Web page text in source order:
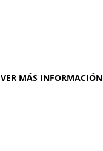
VER MÁS INFORMACIÓN